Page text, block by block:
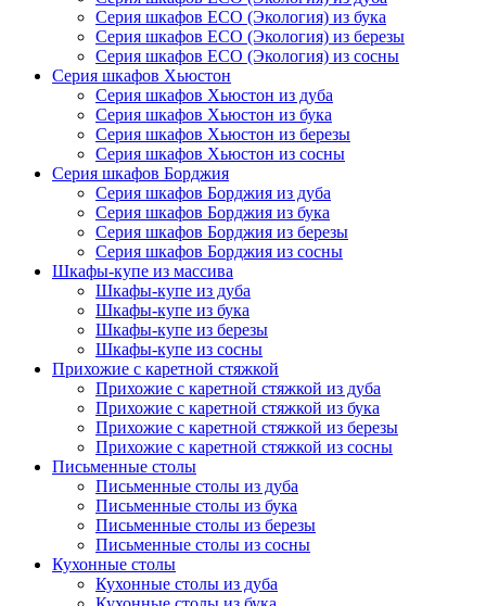
Серия шкафов ECO (Экология) из бука
Серия шкафов ECO (Экология) из березы
Серия шкафов ECO (Экология) из сосны
Серия шкафов Хьюстон
Серия шкафов Хьюстон из дуба
Серия шкафов Хьюстон из бука
Серия шкафов Хьюстон из березы
Серия шкафов Хьюстон из сосны
Серия шкафов Борджия
Серия шкафов Борджия из дуба
Серия шкафов Борджия из бука
Серия шкафов Борджия из березы
Серия шкафов Борджия из сосны
Шкафы-купе из массива
Шкафы-купе из дуба
Шкафы-купе из бука
Шкафы-купе из березы
Шкафы-купе из сосны
Прихожие с каретной стяжкой
Прихожие с каретной стяжкой из дуба
Прихожие с каретной стяжкой из бука
Прихожие с каретной стяжкой из березы
Прихожие с каретной стяжкой из сосны
Письменные столы
Письменные столы из дуба
Письменные столы из бука
Письменные столы из березы
Письменные столы из сосны
Кухонные столы
Кухонные столы из дуба